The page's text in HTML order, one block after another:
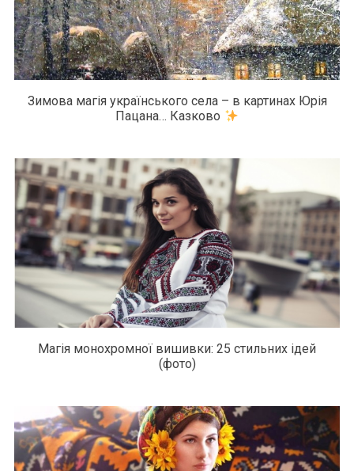
Зимова магія українського села – в картинах Юрія
Пацана… Казково
Магія монохромної вишивки: 25 стильних ідей
(фото)